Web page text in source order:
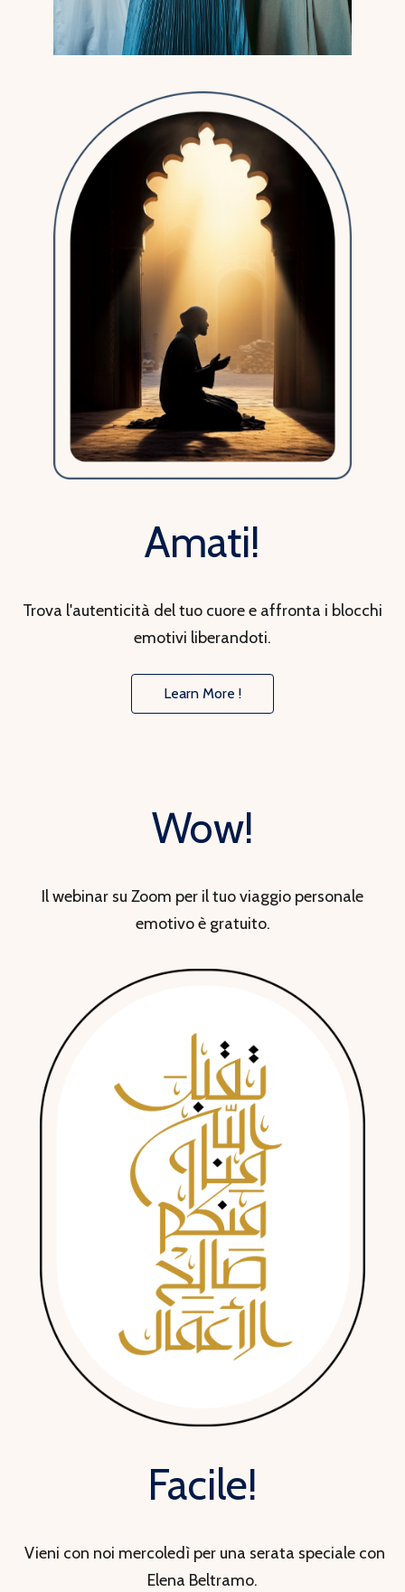
Amati!
Trova l'autenticità del tuo cuore e affronta i blocchi
emotivi liberandoti.
Learn More !
Wow!
Il webinar su Zoom per il tuo viaggio personale
emotivo è gratuito.
Facile!
Vieni con noi mercoledì per una serata speciale con
Elena Beltramo.